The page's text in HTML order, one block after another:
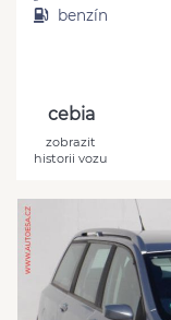
benzín
cebia
zobrazit
historii vozu